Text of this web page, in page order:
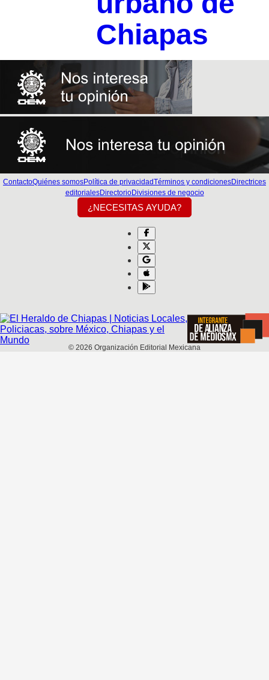
Chiapas
ContactoQuiénes somosPolítica de privacidadTérminos y condicionesDirectrices
editorialesDirectorioDivisiones de negocio
¿NECESITAS AYUDA?
© 2026 Organización Editorial Mexicana